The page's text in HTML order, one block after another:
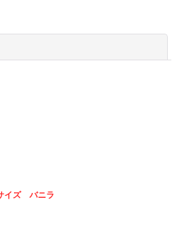
イズ バニラ